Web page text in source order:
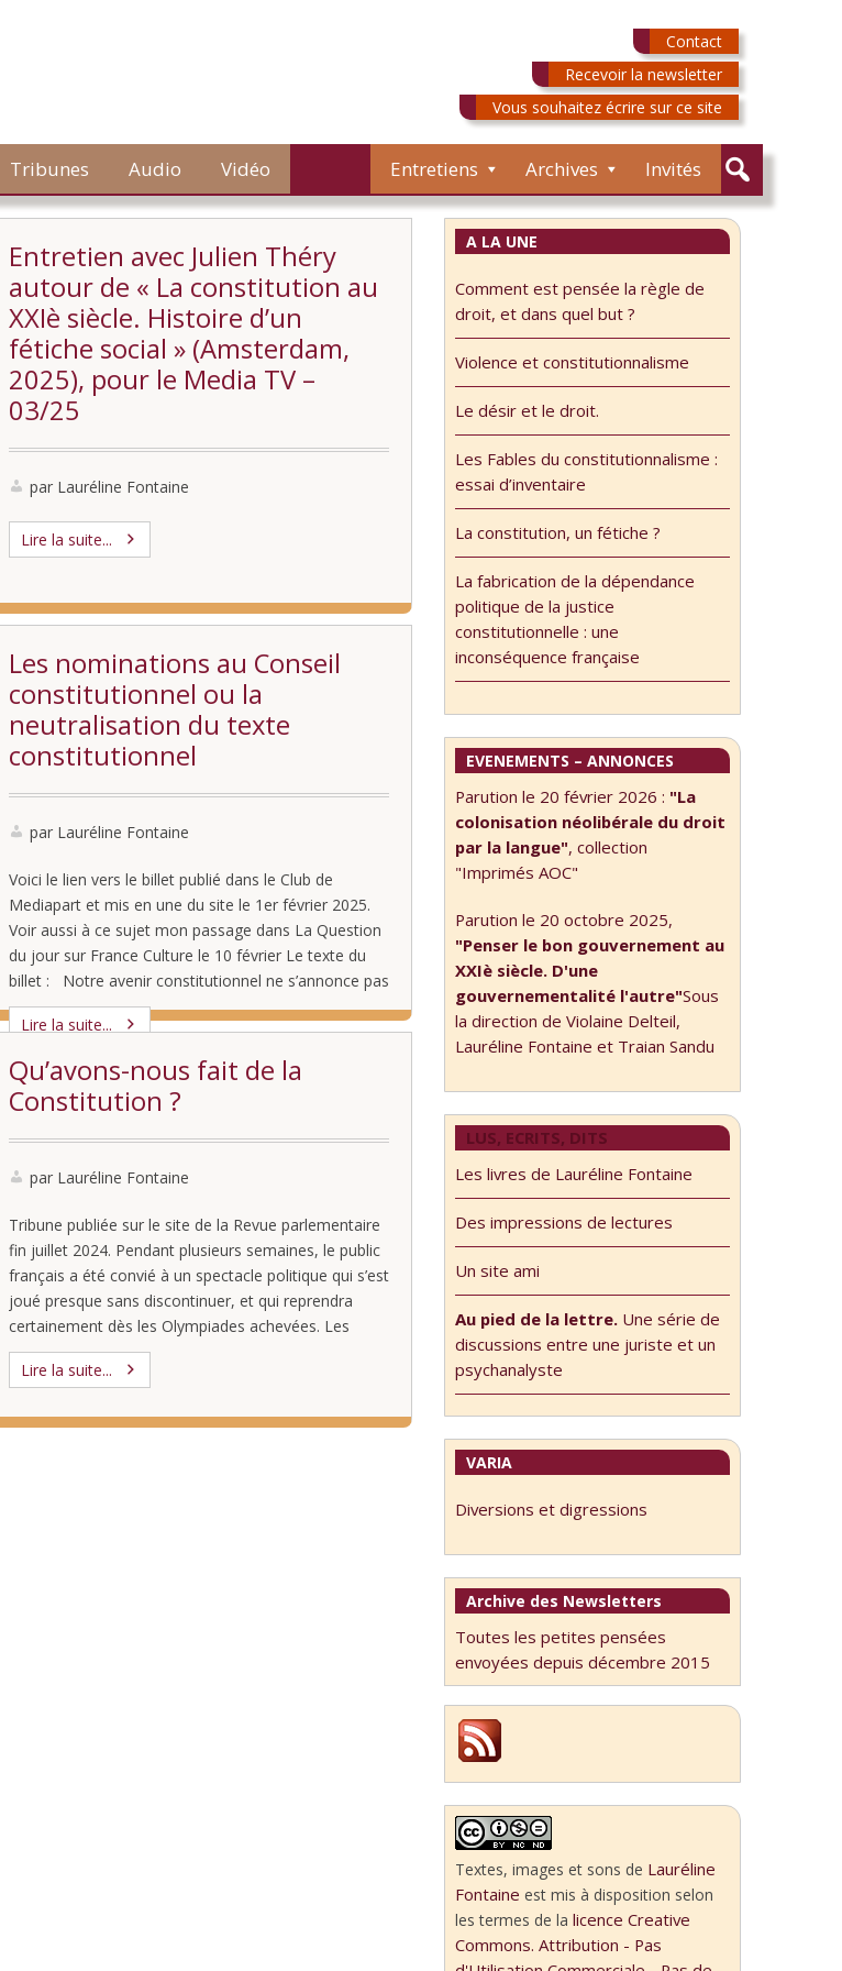
Contact
Recevoir la newsletter
Vous souhaitez écrire sur ce site
Invités
Archives
Entretiens
Tribunes Audio Vidéo
Entretien avec Julien Théry
autour de « La constitution au
XXIè siècle. Histoire d’un
fétiche social » (Amsterdam,
2025), pour le Media TV –
03/25
par Lauréline Fontaine
Lire la suite...
Les nominations au Conseil
constitutionnel ou la
neutralisation du texte
constitutionnel
par Lauréline Fontaine
Voici le lien vers le billet publié dans le Club de
Mediapart et mis en une du site le 1er février 2025.
Voir aussi à ce sujet mon passage dans La Question
du jour sur France Culture le 10 février Le texte du
billet : Notre avenir constitutionnel ne s’annonce pas
des plus radieux. …
Lire la suite...
Qu’avons-nous fait de la
Constitution ?
par Lauréline Fontaine
Tribune publiée sur le site de la Revue parlementaire
fin juillet 2024. Pendant plusieurs semaines, le public
français a été convié à un spectacle politique qui s’est
joué presque sans discontinuer, et qui reprendra
certainement dès les Olympiades achevées. Les
politiques, les journalistes et la plupart des « experts
» politistes et constitutionnalistes ont ainsi …
Lire la suite...
A LA UNE
Comment est pensée la règle de
droit, et dans quel but ?
Violence et constitutionnalisme
Le désir et le droit.
Les Fables du constitutionnalisme :
essai d’inventaire
La constitution, un fétiche ?
La fabrication de la dépendance
politique de la justice
constitutionnelle : une
inconséquence française
EVENEMENTS – ANNONCES
Parution le 20 février 2026 : "La
colonisation néolibérale du droit
par la langue", collection
"Imprimés AOC"
Parution le 20 octobre 2025,
"Penser le bon gouvernement au
XXIè siècle. D'une
gouvernementalité l'autre"Sous
la direction de Violaine Delteil,
Lauréline Fontaine et Traian Sandu
LUS, ECRITS, DITS
Les livres de Lauréline Fontaine
Des impressions de lectures
Un site ami
Au pied de la lettre. Une série de
discussions entre une juriste et un
psychanalyste
VARIA
Diversions et digressions
Archive des Newsletters
Toutes les petites pensées
envoyées depuis décembre 2015
Textes, images et sons de Lauréline
Fontaine est mis à disposition selon
les termes de la licence Creative
Commons. Attribution - Pas